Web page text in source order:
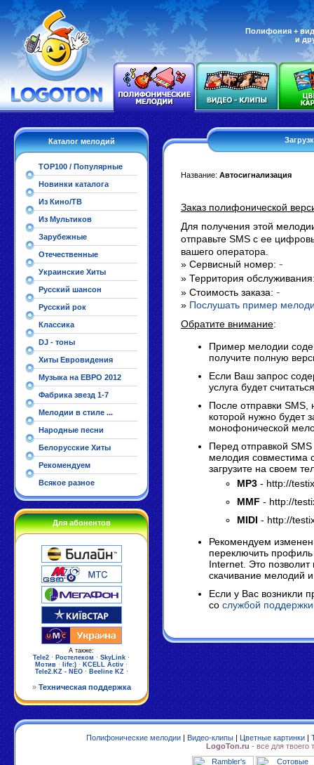
Полифония +
и
Каталог мелодий
TOP100 / Популярные
Новинки каталога
Из Кино/ТВ
Из Мультиков
Зарубежные
Отечественные
Украинские Хиты
Русский шансон
Русский рок
Классика
DJ - тоны
Хиты Евровидения
Музыка на ЕВРО 2012
Фабрика звезд 1-7
Мелодии в стиле ...
Народные песни
Белорусские Хиты
Рекомендуем
Всякое разное
Для абонентов
А также:
Tele2 · Ростелеком · SkyLink ·
Мотив · life:) · KCELL Activ ·
Tele2.KZ - NEO· Beeline KZ·
» Техническая поддержка
Название: Автосигнализация
Заказ полифонической
Для получения этой
отправьте SMS с ее
вашего оператора.
» Сервисный номер: -
» Территория
» Стоимость заказа: -
» Послушать пример
Обратите внимание:
Пример мелодии
получите полную
Если Ваш запрос
услуга будет
После отправки SMS,
которой нужно будет
монофонической
Перед отправкой
мелодия совместима
загрузите на своем
MP3 - http://
MMF - http://
MIDI - http://
Рекомендуем
переключить профиль
Internet. Это позволит
скачивание мелодий
Если у Вас возникли
со службой поддержки
Полифонические мелодии| Видео-клипы| Цветные картинки|
LogoTon.ru - все для твоего